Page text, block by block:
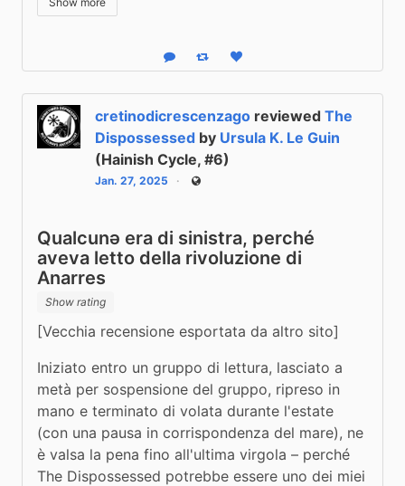
Reply Boost statusLike status
cretinodicrescenzago reviewed The
Dispossessed by Ursula K. Le Guin
(Hainish Cycle, #6)
Jan. 27, 2025 Public
Qualcunǝ era di sinistra, perché
aveva letto della rivoluzione di
Anarres
Show rating
[Vecchia recensione esportata da altro sito]
Iniziato entro un gruppo di lettura, lasciato a
metà per sospensione del gruppo, ripreso in
mano e terminato di volata durante l'estate
(con una pausa in corrispondenza del mare), ne
è valsa la pena fino all'ultima virgola – perché
The Dispossessed potrebbe essere uno dei miei